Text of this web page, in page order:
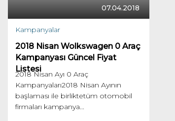
07.04.2018
Kampanyalar
2018 Nisan Wolkswagen 0 Araç
Kampanyası Güncel Fiyat
Listesi
2018 Nisan Ayı 0 Araç
Kampanyaları2018 Nisan Ayının
başlaması ile birliktetüm otomobil
firmaları kampanya...